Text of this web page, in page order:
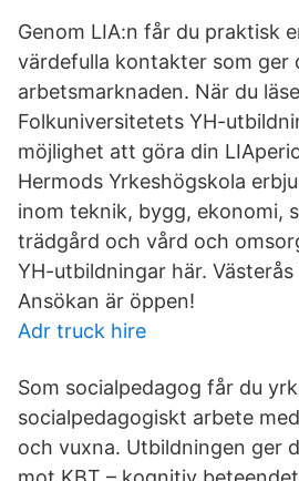
Genom LIA:n får du praktisk
värdefulla kontakter som ger
arbetsmarknaden. När du
Folkuniversitetets YH-
möjlighet att göra din
Hermods Yrkeshögskola
inom teknik, bygg, ekonomi,
trädgård och vård och
YH-utbildningar här.
Ansökan är öppen!
Adr truck hire
Som socialpedagog får du
socialpedagogiskt arbete
och vuxna. Utbildningen ger